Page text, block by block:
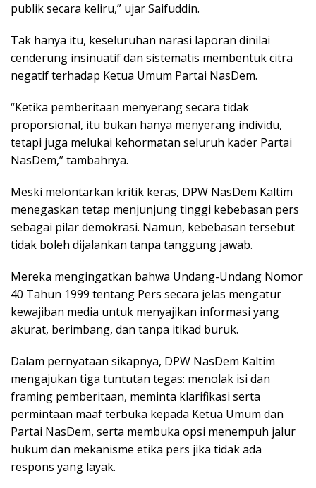
publik secara keliru,” ujar Saifuddin.
Tak hanya itu, keseluruhan narasi laporan dinilai
cenderung insinuatif dan sistematis membentuk citra
negatif terhadap Ketua Umum Partai NasDem.
“Ketika pemberitaan menyerang secara tidak
proporsional, itu bukan hanya menyerang individu,
tetapi juga melukai kehormatan seluruh kader Partai
NasDem,” tambahnya.
Meski melontarkan kritik keras, DPW NasDem Kaltim
menegaskan tetap menjunjung tinggi kebebasan pers
sebagai pilar demokrasi. Namun, kebebasan tersebut
tidak boleh dijalankan tanpa tanggung jawab.
Mereka mengingatkan bahwa Undang-Undang Nomor
40 Tahun 1999 tentang Pers secara jelas mengatur
kewajiban media untuk menyajikan informasi yang
akurat, berimbang, dan tanpa itikad buruk.
Dalam pernyataan sikapnya, DPW NasDem Kaltim
mengajukan tiga tuntutan tegas: menolak isi dan
framing pemberitaan, meminta klarifikasi serta
permintaan maaf terbuka kepada Ketua Umum dan
Partai NasDem, serta membuka opsi menempuh jalur
hukum dan mekanisme etika pers jika tidak ada
respons yang layak.